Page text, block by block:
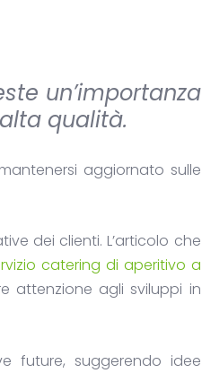
un’importanza
qualità.
aggiornato sulle
dei clienti. L’articolo che
catering di aperitivo a
attenzione agli sviluppi in
future, suggerendo idee